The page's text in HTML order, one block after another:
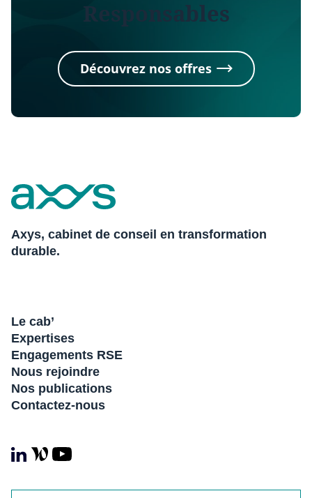
Responsables
Découvrez nos offres
Axys, cabinet de conseil en transformation
durable.
Le cab’
Expertises
Engagements RSE
Nous rejoindre
Nos publications
Contactez-nous